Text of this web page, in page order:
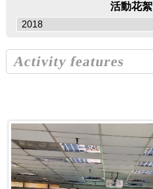
活動花絮
Activity features